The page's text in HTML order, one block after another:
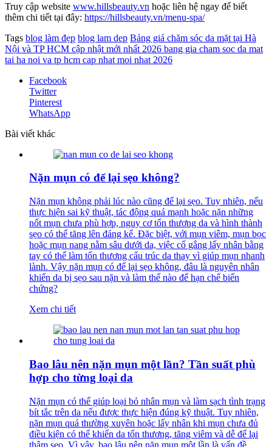
Truy cập website www.hillsbeauty.vn hoặc liên hệ ngay để biết
thêm chi tiết tại đây: https://hillsbeauty.vn/menu-spa/
Tags blog làm đẹp blog lam dep Bảng giá chăm sóc da mặt tại Hà
Nội và TP HCM cập nhật mới nhất 2026 bang gia cham soc da mat
tai ha noi va tp hcm cap nhat moi nhat 2026
Facebook
Twitter
Pinterest
WhatsApp
Bài viết khác
Nặn mụn có để lại sẹo không?
Nặn mụn không phải lúc nào cũng để lại sẹo. Tuy nhiên, nếu
thực hiện sai kỹ thuật, tác động quá mạnh hoặc nặn những
nốt mụn chưa phù hợp, nguy cơ tổn thương da và hình thành
sẹo có thể tăng lên đáng kể. Đặc biệt, với mụn viêm, mụn bọc
hoặc mụn nang nằm sâu dưới da, việc cố gắng lấy nhân bằng
tay có thể làm tổn thương cấu trúc da thay vì giúp mụn nhanh
lành. Vậy nặn mụn có để lại sẹo không, đâu là nguyên nhân
khiến da bị sẹo sau nặn và làm thế nào để hạn chế biến
chứng?
Xem chi tiết
Bao lâu nên nặn mụn một lần? Tần suất phù
hợp cho từng loại da
Nặn mụn có thể giúp loại bỏ nhân mụn và làm sạch tình trạng
bít tắc trên da nếu được thực hiện đúng kỹ thuật. Tuy nhiên,
nặn mụn quá thường xuyên hoặc lấy nhân khi mụn chưa đủ
điều kiện có thể khiến da tổn thương, tăng viêm và dễ để lại
thâm sẹo. Vì vậy, bao lâu nên nặn mụn một lần là vấn đề